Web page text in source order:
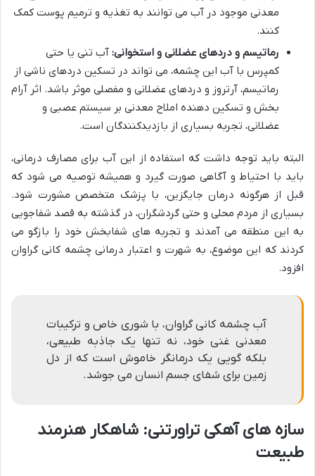
معدنی موجود در آب می توانند به تغذیه و ترمیم پوست کمک
کنند.
رماتیسم و دردهای عضلانی و استخوانی: آب تنی یا حتی
کمپرس با آب این چشمه، می تواند در تسکین دردهای ناشی از
رماتیسم، آرتروز و دردهای عضلانی و مفصلی موثر باشد. اثر آرام
بخش و تسکین دهنده املاح معدنی بر سیستم عصبی و
عضلانی، تجربه بسیاری از بازدیدکنندگان است.
البته باید توجه داشت که استفاده از این آب برای مصارف درمانی،
باید با احتیاط و آگاهی صورت گیرد و همیشه توصیه می شود که
قبل از هرگونه درمان جایگزین، با پزشک متخصص مشورت شود.
بسیاری از مردم محلی و حتی گردشگران، در گذشته به قصد شفاجویی
به این منطقه می آمدند و تجربه های شفابخش خود را بازگو می
کردند که این موضوع، به شهرت و اعتبار درمانی چشمه کانی گراوان
افزود.
آب چشمه کانی گراوان، با شوری خاص و ترکیبات
معدنی غنی خود، نه تنها یک جاذبه طبیعی،
بلکه گویی یک درمانگر خاموش است که از دل
زمین برای شفای جسم انسان می جوشد.
سازه های آهکی تراورتنی: شاهکار هنرمند
طبیعت